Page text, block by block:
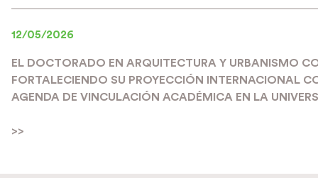
12/05/2026
EL DOCTORADO EN ARQUITECTURA Y URBANISMO
FORTALECIENDO SU PROYECCIÓN INTERNACIONAL
AGENDA DE VINCULACIÓN ACADÉMICA EN LA
>>